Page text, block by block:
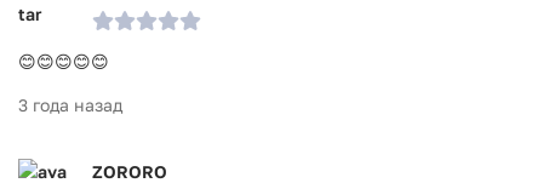
😊😊😊😊😊
3 года назад
ZORORO